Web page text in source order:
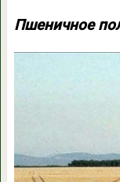
Пшеничное